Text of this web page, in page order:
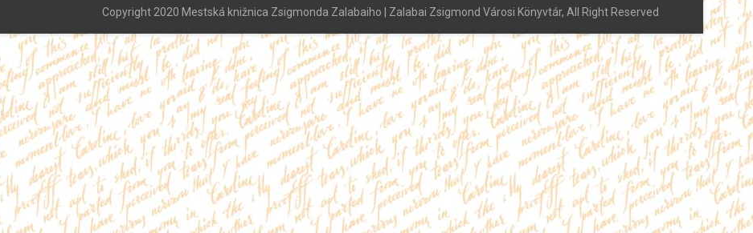
Copyright 2020 Mestská knižnica Zsigmonda Zalabaiho | Zalabai Zsigmond Városi Könyvtár, All Right Reserved